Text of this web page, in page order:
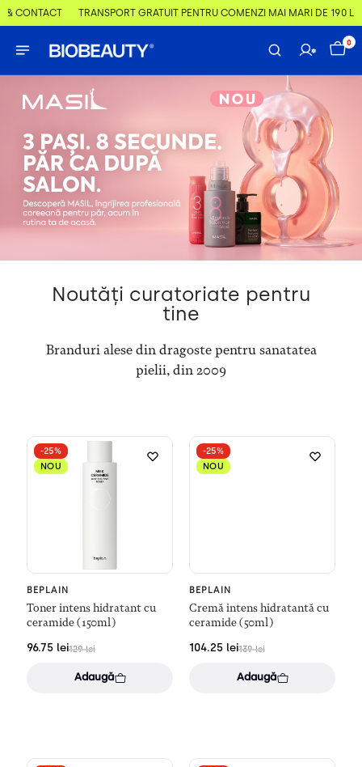
CONTACT TRANSPORT GRATUIT PENTRU COMENZI MAI MARI DE 190 LEI
0
Noutăți curatoriate pentru
tine
Branduri alese din dragoste pentru sanatatea
pielii, din 2009
-25%
NOU
BEPLAIN
Toner intens hidratant cu
ceramide (150ml)
129lei
96.75 lei
Adaugă
-25%
NOU
BEPLAIN
Cremă intens hidratantă cu
ceramide (50ml)
139lei
104.25 lei
Adaugă